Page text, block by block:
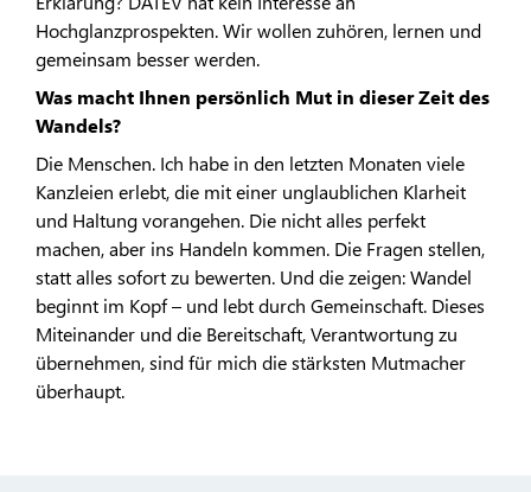
Hochglanzprospekten. Wir wollen zuhören, lernen und
gemeinsam besser werden.
Was macht Ihnen persönlich Mut in dieser Zeit des
Wandels?
Die Menschen. Ich habe in den letzten Monaten viele
Kanzleien erlebt, die mit einer unglaublichen Klarheit
und Haltung vorangehen. Die nicht alles perfekt
machen, aber ins Handeln kommen. Die Fragen stellen,
statt alles sofort zu bewerten. Und die zeigen: Wandel
beginnt im Kopf – und lebt durch Gemeinschaft. Dieses
Miteinander und die Bereitschaft, Verantwortung zu
übernehmen, sind für mich die stärksten Mutmacher
überhaupt.